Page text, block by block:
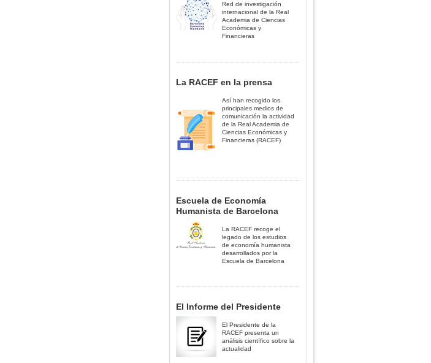
Red de investigación
internacional de la Real
Academia de Ciencias
Económicas y
Financieras
La RACEF en la prensa
Así han recogido los
principales medios de
comunicación la actividad
de la Real Academia de
Ciencias Económicas y
Financieras (RACEF)
Escuela de Economía
Humanista de Barcelona
La RACEF recoge el
legado de los estudios
de economía humanista
desarrollados por la
Escuela de Barcelona
El Informe del Presidente
El Presidente de la
RACEF presenta un
análisis científico sobre la
actualidad